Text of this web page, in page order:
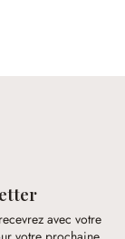
avec votre